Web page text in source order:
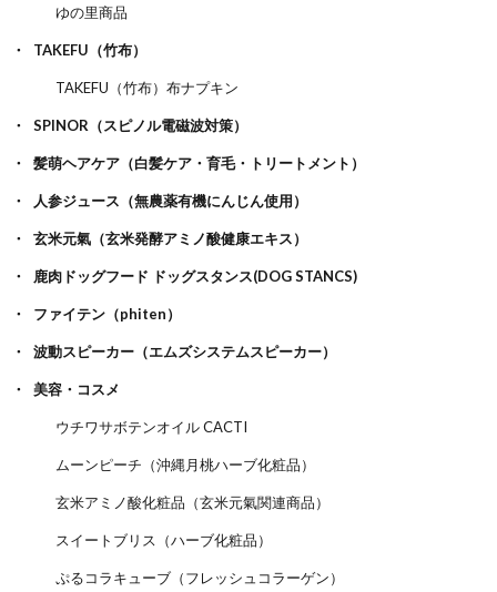
ゆの里商品
TAKEFU（竹布）
TAKEFU（竹布）布ナプキン
SPINOR（スピノル電磁波対策）
髪萌ヘアケア（白髪ケア・育毛・トリートメント）
人参ジュース（無農薬有機にんじん使用）
玄米元氣（玄米発酵アミノ酸健康エキス）
鹿肉ドッグフード ドッグスタンス(DOG STANCS)
ファイテン（phiten）
波動スピーカー（エムズシステムスピーカー）
美容・コスメ
ウチワサボテンオイル CACTI
ムーンピーチ（沖縄月桃ハーブ化粧品）
玄米アミノ酸化粧品（玄米元氣関連商品）
スイートブリス（ハーブ化粧品）
ぷるコラキューブ（フレッシュコラーゲン）